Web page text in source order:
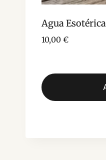
Agua
10,00 €